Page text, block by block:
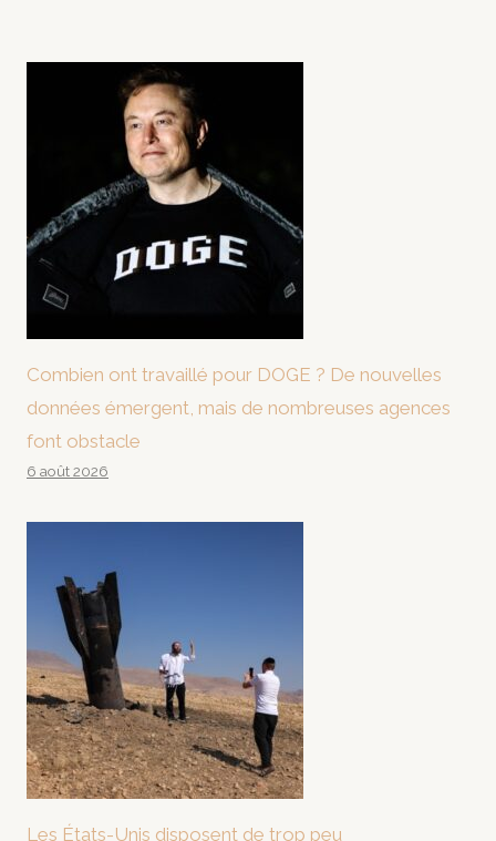
Combien ont travaillé pour DOGE ? De nouvelles
données émergent, mais de nombreuses agences
font obstacle
6 août 2026
Les États-Unis disposent de trop peu